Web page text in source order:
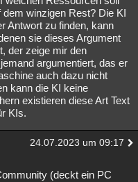
winzigen Rest? Die KI
Antwort zu finden, kann
sie dieses Argument
der zeige mir den
argumentiert, das er
auch dazu nicht
kann die KI keine
existieren diese Art Text
KIs.
24.07.2023 um 09:17
(deckt ein PC